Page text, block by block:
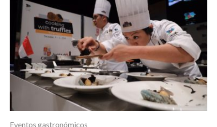
Eventos gastronómicos